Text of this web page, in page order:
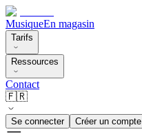
MusiqueEn magasin
Tarifs
Ressources
Contact
🇫🇷
Se connecter Créer un compte